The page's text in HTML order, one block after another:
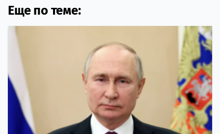
Еще по теме: